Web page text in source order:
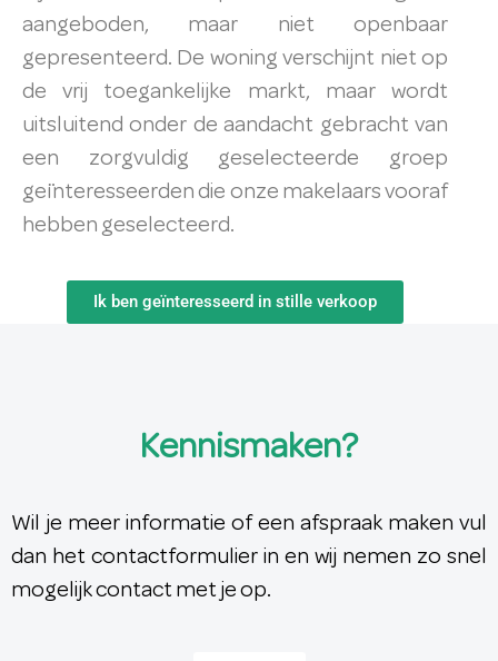
aangeboden, maar niet openbaar
gepresenteerd. De woning verschijnt niet op
de vrij toegankelijke markt, maar wordt
uitsluitend onder de aandacht gebracht van
een zorgvuldig geselecteerde groep
geïnteresseerden die onze makelaars vooraf
hebben geselecteerd.
Ik ben geïnteresseerd in stille verkoop
Kennismaken?
Wil je meer informatie of een afspraak maken vul
dan het contactformulier in en wij nemen zo snel
mogelijk contact met je op.